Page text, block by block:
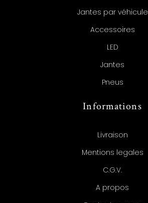
Jantes par véhicule
Accessoires
LED
Jantes
Pneus
Informations
Livraison
Mentions legales
C.G.V.
A propos